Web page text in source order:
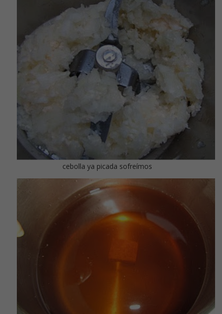
cebolla ya picada sofreímos